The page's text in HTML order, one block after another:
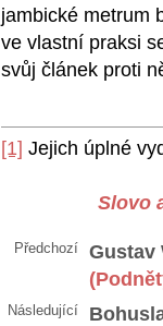
jambické metrum
ve vlastní praksi
svůj článek proti
[1] Jejich úplné
Slovo
Předchozí
Gustav
Následující